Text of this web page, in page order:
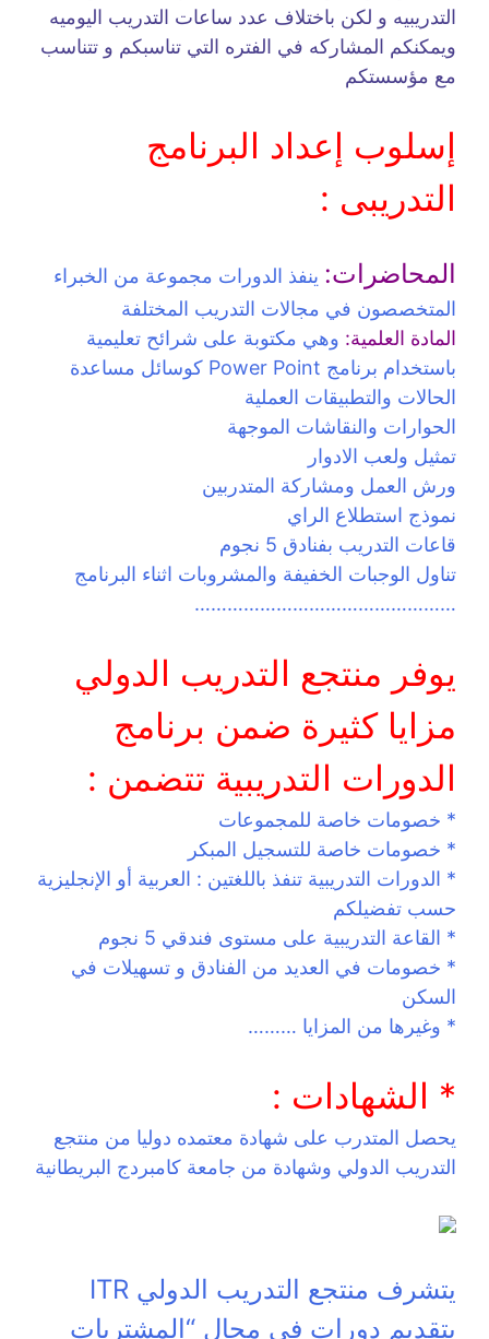
التدريبيه و لكن باختلاف عدد ساعات التدريب اليوميه
ويمكنكم المشاركه في الفتره التي تناسبكم و تتناسب
مع مؤسستكم
إسلوب إعداد البرنامج
التدريبى :
المحاضرات: ينفذ الدورات مجموعة من الخبراء
المتخصصون في مجالات التدريب المختلفة
المادة العلمية: وهي مكتوبة على شرائح تعليمية
باستخدام برنامج Power Point كوسائل مساعدة
الحالات والتطبيقات العملية
الحوارات والنقاشات الموجهة
تمثيل ولعب الادوار
ورش العمل ومشاركة المتدربين
نموذج استطلاع الراي
قاعات التدريب بفنادق 5 نجوم
تناول الوجبات الخفيفة والمشروبات اثناء البرنامج
…………………………………………
يوفر منتجع التدريب الدولي
مزايا كثيرة ضمن برنامج
الدورات التدريبية تتضمن :
* خصومات خاصة للمجموعات
* خصومات خاصة للتسجيل المبكر
* الدورات التدريبية تنفذ باللغتين : العربية أو الإنجليزية
حسب تفضيلكم
* القاعة التدريبية على مستوى فندقي 5 نجوم
* خصومات في العديد من الفنادق و تسهيلات في
السكن
* وغيرها من المزايا ………
* الشهادات :
يحصل المتدرب على شهادة معتمده دوليا من منتجع
التدريب الدولي وشهادة من جامعة كامبردج البريطانية
يتشرف منتجع التدريب الدولي ITR
بتقديم دورات فى مجال “المشتريات